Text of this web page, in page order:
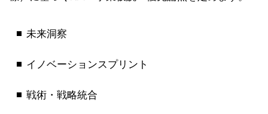
未来洞察
イノベーションスプリント
戦術・戦略統合